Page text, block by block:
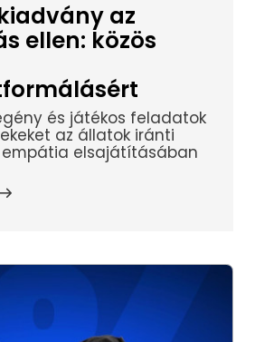
az
ellen: közös
és játékos feladatok
az állatok iránti
empátia elsajátításában